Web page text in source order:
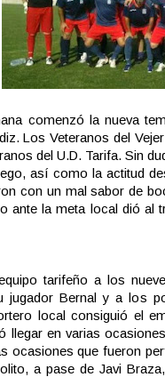
comenzó la nueva
Los Veteranos del
del U.D. Tarifa. Sin
así como la actitud
con un mal sabor de
ante la meta local dió al
tarifeño a los
jugador Bernal y a los
local consiguió el
llegar en varias
ocasiones que fueron
a pase de Javi